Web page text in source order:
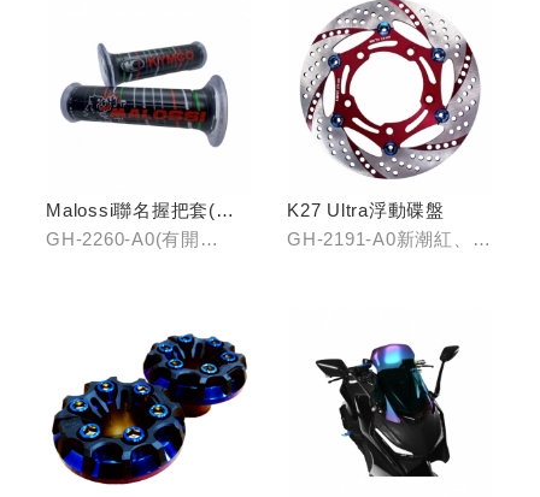
Malossi聯名握把套(有
開口)/(無開口)
GH-2260-A0(有開
K27 Ultra浮動碟盤
GH-2191-A0新潮紅、